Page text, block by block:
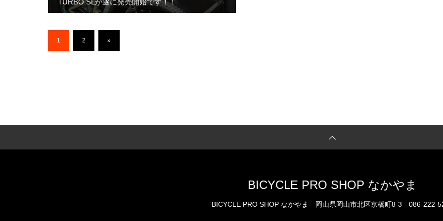
TURBO SLが遂に発売開始です！！
1 2 »
BICYCLE PRO SHOP なかやま
BICYCLE PRO SHOP なかやま 岡山県岡山市北区京橋町8-3 086-222-